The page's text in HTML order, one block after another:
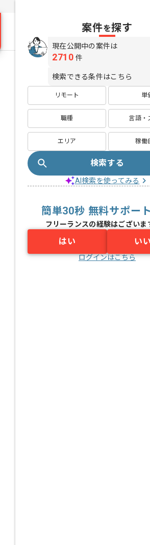
案件を探す
現在公開中の案件は
2710 件
検索できる条件はこちら
リモート 単
職種 言語・
エリア 稼働
検索する
AI検索を使ってみる
簡単30秒 無料サポー
フリーランスの経験はございま
はい い
ログインはこちら